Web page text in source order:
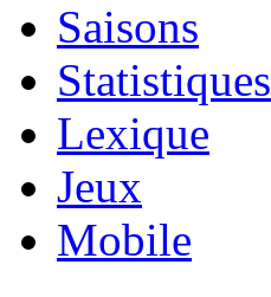
Saisons
Statistiques
Lexique
Jeux
Mobile